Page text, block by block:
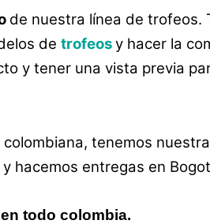
de nuestra línea de trofeos.
de trofeosy hacer la
y tener una vista previa
tenemos
entregas en
todo colombia.